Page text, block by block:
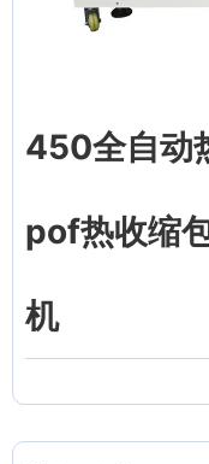
450全自动
pof热收缩
机